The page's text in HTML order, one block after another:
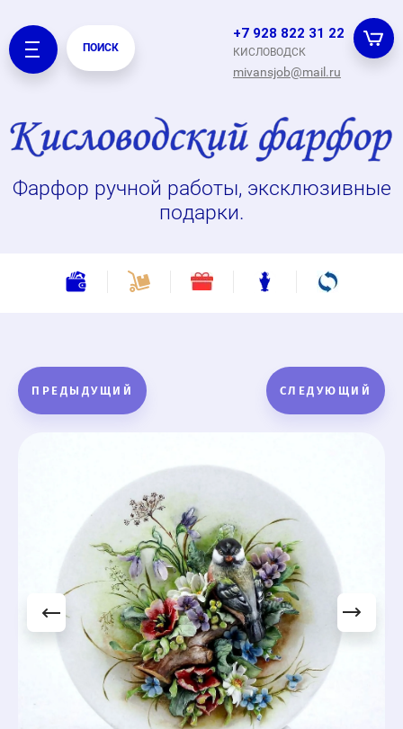
ПОИСК
Фарфор ручной работы, эксклюзивные
подарки.
+7 928 822 31 22
КИСЛОВОДСК
mivansjob@mail.ru
ПРЕДЫДУЩИЙ СЛЕДУЮЩИЙ